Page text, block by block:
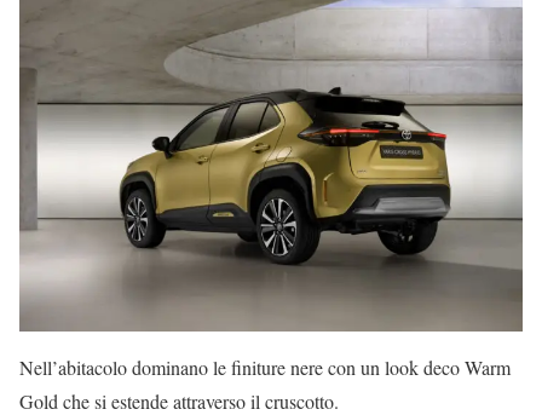
Nell’abitacolo dominano le finiture nere con un look deco Warm
Gold che si estende attraverso il cruscotto.